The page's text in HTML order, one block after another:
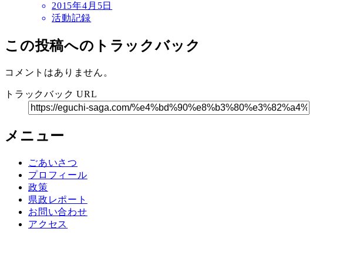
2015年4月5日
活動記録
この投稿へのトラックバック
コメントはありません。
トラックバック URL
メニュー
ごあいさつ
プロフィール
政策
県政レポート
お問い合わせ
アクセス